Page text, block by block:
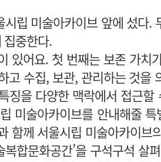
시립 미술아카이브 앞에 섰다
집중한다.
있어요. 첫 번째는 보존 가
고 수집, 보관, 관리하는 것을
징을 다양한 맥락에서 접근
미술아카이브를 안내해줄
함께 서울시립 미술아카이브
합문화공간’을 구석구석 살